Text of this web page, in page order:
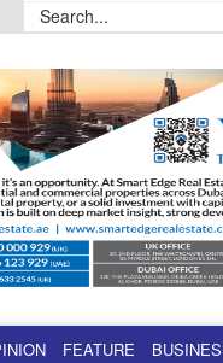
FEATURE